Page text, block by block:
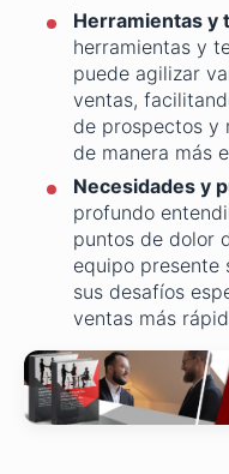
Herramientas y
herramientas y
puede agilizar
ventas,
de prospectos y
de manera más
Necesidades y
profundo
puntos de dolor
equipo presente
sus desafíos
ventas más